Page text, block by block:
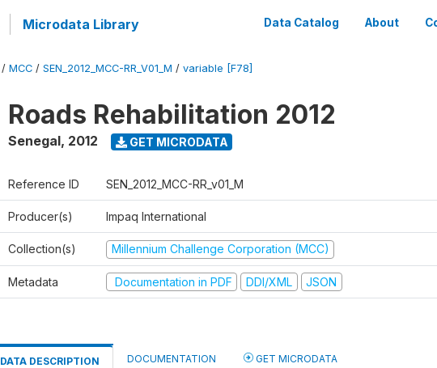
Microdata Library Data Catalog About
/ MCC / SEN_2012_MCC-RR_V01_M / variable [F78]
Roads Rehabilitation 2012
Senegal, 2012 GET MICRODATA
Reference ID SEN_2012_MCC-RR_v01_M
Producer(s) Impaq International
Collection(s) Millennium Challenge Corporation (MCC)
Metadata Documentation in PDF DDI/XML JSON
DATA DESCRIPTION DOCUMENTATION GET MICRODATA